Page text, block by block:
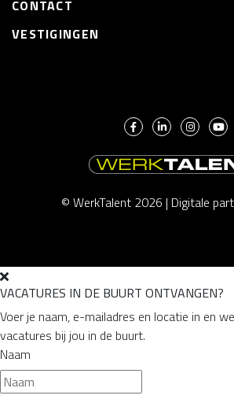
CONTACT
VESTIGINGEN
© WerkTalent 2026 | Digitale
VACATURES IN DE BUURT ONTVANGEN?
Voer je naam, e-mailadres en locatie in en
vacatures bij jou in de buurt.
Naam